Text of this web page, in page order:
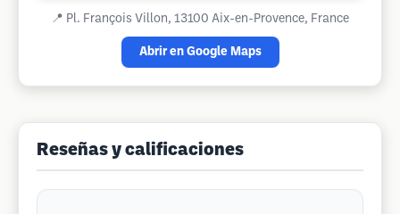
📍 Pl. François Villon, 13100 Aix-en-Provence, France
Abrir en Google Maps
Reseñas y calificaciones